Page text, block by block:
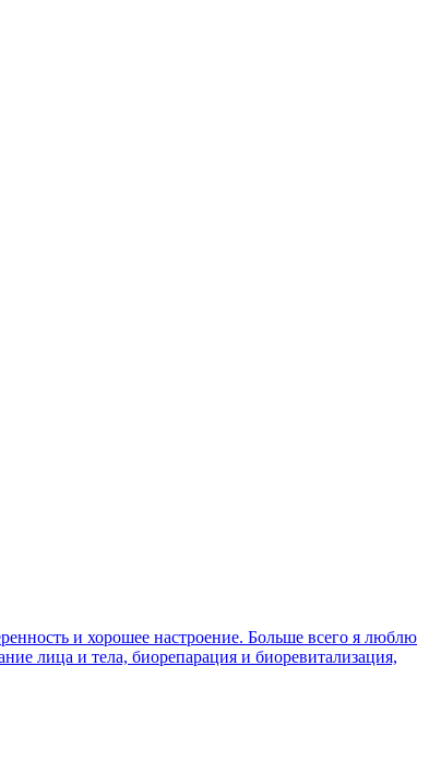
и хорошее настроение. Больше всего я люблю
лица и тела, биорепарация и биоревитализация,